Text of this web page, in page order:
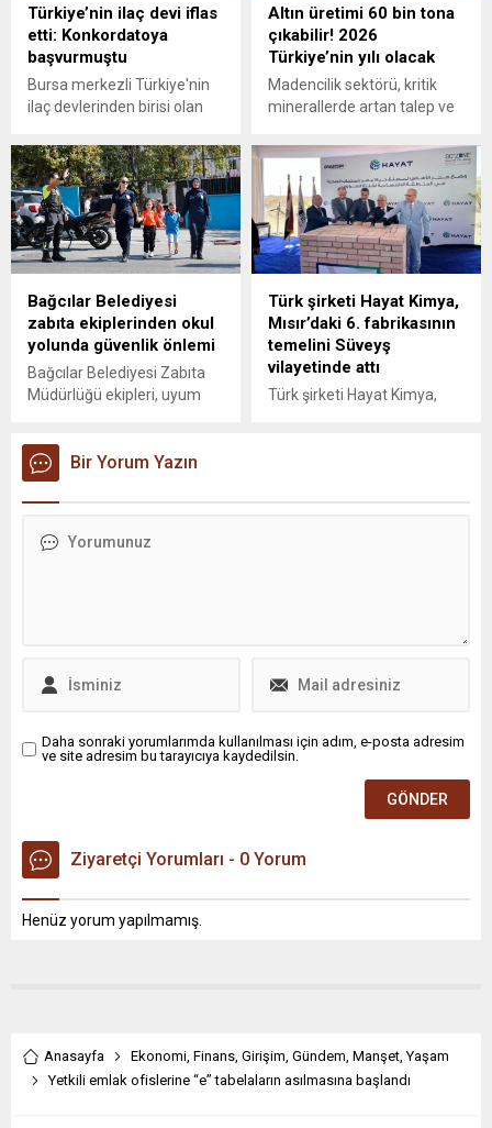
Türkiye’nin ilaç devi iflas
etti: Konkordatoya
başvurmuştu
Bursa merkezli Türkiye'nin
ilaç devlerinden birisi olan
yaşadığı ekonomik
zorluklardan dolayı
başvurduğu konkordatodan
çıkamayarak iflas etti.
Altın üretimi 60 bin tona
çıkabilir! 2026
Türkiye’nin yılı olacak
Madencilik sektörü, kritik
minerallerde artan talep ve
milyar dolarlık ihracat eşiğini
aşmayı hedefliyor.
Bağcılar Belediyesi
zabıta ekiplerinden okul
yolunda güvenlik önlemi
Bağcılar Belediyesi Zabıta
Müdürlüğü ekipleri, uyum
ilkokul önlerinde nöbet
tuttuğunu duyurdu. Ekipler,
yaya geçitlerinde araçları
getirerek çocukların
Türk şirketi Hayat Kimya,
Mısır’daki 6. fabrikasının
temelini Süveyş
vilayetinde attı
Türk şirketi Hayat Kimya,
yatırımının temelini attı.
Bir Yorum Yazın
Daha sonraki yorumlarımda kullanılması için adım, e-posta adresim
ve site adresim bu tarayıcıya kaydedilsin.
Ziyaretçi Yorumları - 0 Yorum
Henüz yorum yapılmamış.
Anasayfa Ekonomi, Finans, Girişim, Gündem, Manşet,Yaşam
Yetkili emlak ofislerine “e” tabelaların asılmasına başlandı